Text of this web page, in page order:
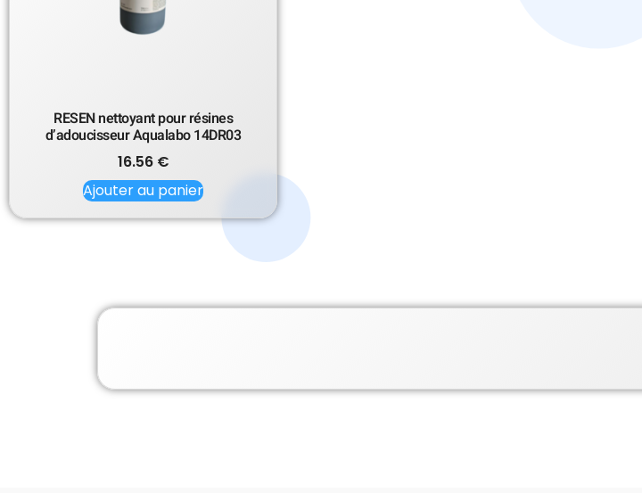
RESEN nettoyant pour résines
d’adoucisseur Aqualabo 14DR03
16.56 €
Ajouter au panier